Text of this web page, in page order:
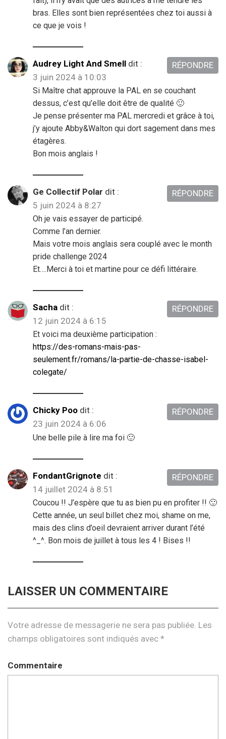
bras. Elles sont bien représentées chez toi aussi à
ce que je vois !
Audrey Light And Smell dit :
3 juin 2024 à 10:03
Si Maître chat approuve la PAL en se couchant
dessus, c’est qu’elle doit être de qualité 🙂
Je pense présenter ma PAL mercredi et grâce à toi,
j’y ajoute Abby&Walton qui dort sagement dans mes
étagères.
Bon mois anglais !
RÉPONDRE
Ge Collectif Polar dit :
5 juin 2024 à 8:27
Oh je vais essayer de participé.
Comme l’an dernier.
Mais votre mois anglais sera couplé avec le month
pride challenge 2024
Et….Merci à toi et martine pour ce défi littéraire.
RÉPONDRE
Sacha dit :
12 juin 2024 à 6:15
Et voici ma deuxième participation :
https://des-romans-mais-pas-
seulement.fr/romans/la-partie-de-chasse-isabel-
colegate/
RÉPONDRE
Chicky Poo dit :
23 juin 2024 à 6:06
Une belle pile à lire ma foi 🙂
RÉPONDRE
FondantGrignote dit :
14 juillet 2024 à 8:51
Coucou !! J’espère que tu as bien pu en profiter !! 🙂
Cette année, un seul billet chez moi, shame on me,
mais des clins d’oeil devraient arriver durant l’été
^_^. Bon mois de juillet à tous les 4 ! Bises !!
RÉPONDRE
LAISSER UN COMMENTAIRE
Votre adresse de messagerie ne sera pas publiée. Les
champs obligatoires sont indiqués avec *
Commentaire